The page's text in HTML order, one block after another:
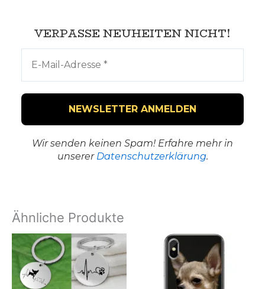
VERPASSE NEUHEITEN NICHT!
Wir senden keinen Spam! Erfahre mehr in
unserer Datenschutzerklärung.
Ähnliche Produkte
Dieses
Produkt
weist
mehrere